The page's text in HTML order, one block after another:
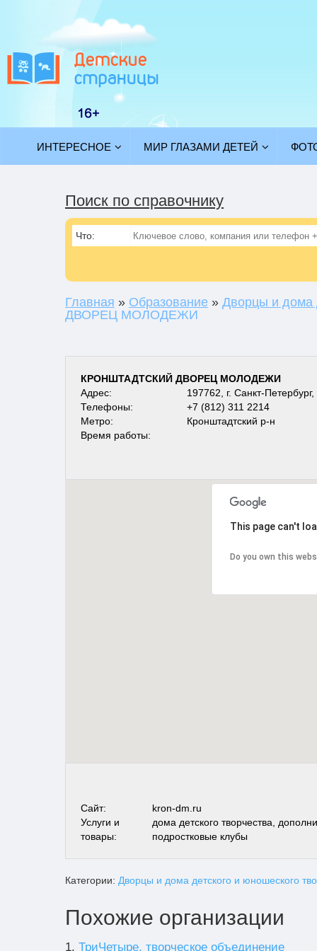
ИНТЕРЕСНОЕ МИР ГЛАЗАМИ ДЕТЕЙ
Поиск по справочнику
Что:
Главная » Образование » Дворцы и дома
ДВОРЕЦ МОЛОДЕЖИ
КРОНШТАДТСКИЙ ДВОРЕЦ МОЛОДЕЖИ
Адрес:
197762, г. Санкт-
Телефоны:
+7 (812) 311 2214
Метро:
Кронштадтский р-н
Время работы:
This page can't
Do you own this
Сайт:
kron-dm.ru
Услуги и
товары:
дома детского творчества,
подростковые клубы
Категории: Дворцы и дома детского и юношеского
Похожие организации
1. ТриЧетыре, творческое объединение